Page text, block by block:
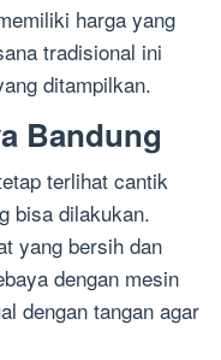
harga yang
tradisional ini
ditampilkan.
Bandung
terlihat cantik
bisa dilakukan.
yang bersih dan
dengan mesin
dengan tangan agar